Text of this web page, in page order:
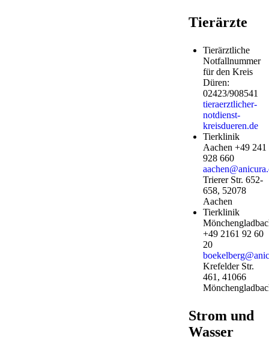
Tierärzte
Tierärztliche
Notfallnummer
für den Kreis
Düren:
02423/908541
tieraerztlicher-
notdienst-
kreisdueren.de
Tierklinik
Aachen +49 241
928 660
Trierer Str. 652-
658, 52078
Aachen
Tierklinik
+49 2161 92 60
20
Krefelder Str.
461, 41066
Strom und
Wasser